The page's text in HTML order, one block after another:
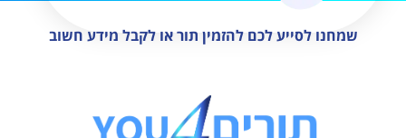
שמחנו לסייע לכם להזמין תור או לקבל מידע חשוב